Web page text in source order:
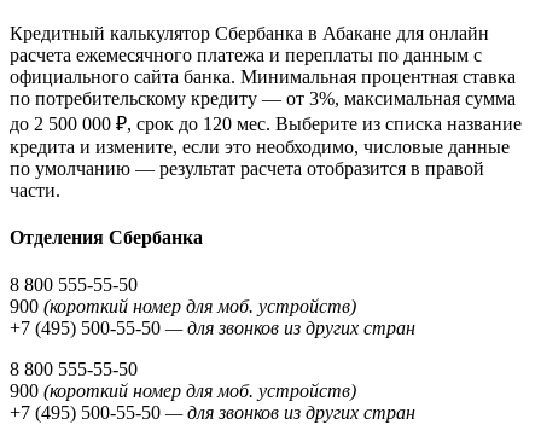
Кредитный калькулятор Сбербанка в Абакане для онлайн
расчета ежемесячного платежа и переплаты по данным с
официального сайта банка. Минимальная процентная ставка
по потребительскому кредиту — от 3%, максимальная сумма
до 2 500 000 ₽, срок до 120 мес. Выберите из списка название
кредита и измените, если это необходимо, числовые данные
по умолчанию — результат расчета отобразится в правой
части.
Отделения Сбербанка
8 800 555-55-50
900 (короткий номер для моб. устройств)
+7 (495) 500-55-50 — для звонков из других стран
8 800 555-55-50
900 (короткий номер для моб. устройств)
+7 (495) 500-55-50 — для звонков из других стран